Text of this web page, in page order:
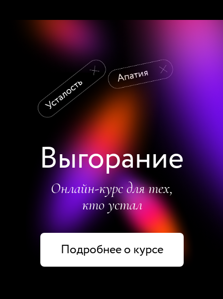
Выгорание
Онлайн-курс для тех,
кто устал
Подробнее о курсе